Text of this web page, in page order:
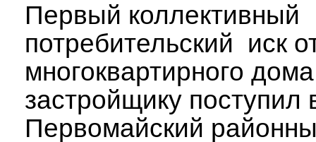
Первый коллективный
потребительский иск
многоквартирного
застройщику поступил
Первомайский